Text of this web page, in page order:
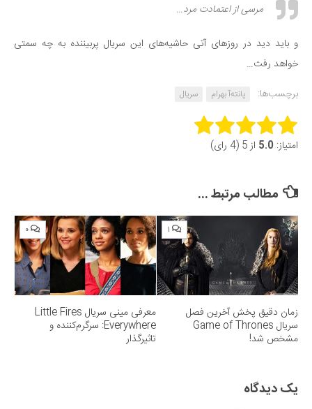
مرسی از اعتمادت مرد…
و باید دید در روزهای آتی حاشیه‌های این سریال پربیننده به چه سمتی
خواهد رفت…
برچسب‌ها:
پانته‌آ بهرام سریال
Rate this item:
امتیاز: 5.0 از 5 (4 رای)
مطالب مرتبط ...
۱
زمان دقیق پخش آخرین فصل
سریال Game of Thrones
مشخص شد!
۰
معرفی مینی سریال Little Fires
Everywhere: سرگرم‌کننده و
تاثیرگذار
یک دیدگاه